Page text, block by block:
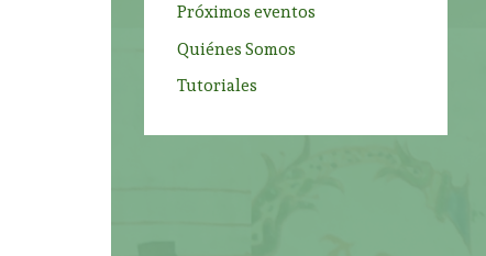
Próximos eventos
Quiénes Somos
Tutoriales